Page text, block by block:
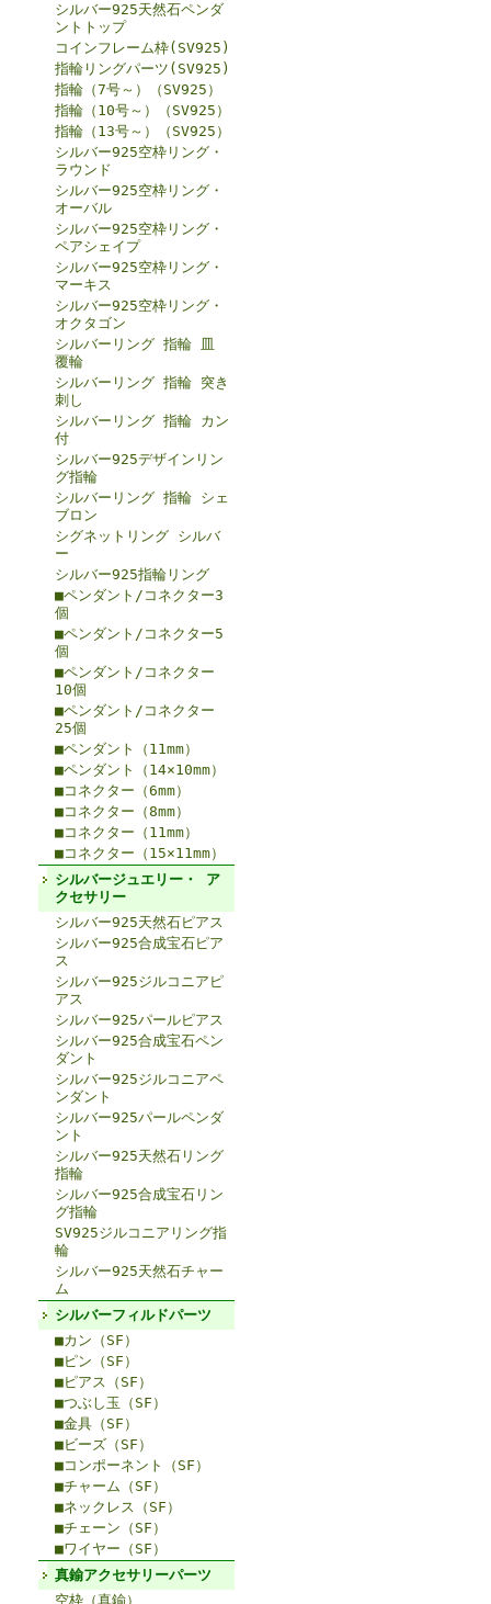
シルバー925天然石ペンダ
ントトップ
コインフレーム枠(SV925)
指輪リングパーツ(SV925)
指輪（7号～）（SV925）
指輪（10号～）（SV925）
指輪（13号～）（SV925）
シルバー925空枠リング・
ラウンド
シルバー925空枠リング・
オーバル
シルバー925空枠リング・
ペアシェイプ
シルバー925空枠リング・
マーキス
シルバー925空枠リング・
オクタゴン
シルバーリング 指輪 皿
覆輪
シルバーリング 指輪 突き
刺し
シルバーリング 指輪 カン
付
シルバー925デザインリン
グ指輪
シルバーリング 指輪 シェ
ブロン
シグネットリング シルバ
ー
シルバー925指輪リング
■ペンダント/コネクター3
個
■ペンダント/コネクター5
個
■ペンダント/コネクター
10個
■ペンダント/コネクター
25個
■ペンダント（11mm）
■ペンダント（14×10mm）
■コネクター（6mm）
■コネクター（8mm）
■コネクター（11mm）
■コネクター（15×11mm）
シルバージュエリー・ ア
クセサリー
シルバー925天然石ピアス
シルバー925合成宝石ピア
ス
シルバー925ジルコニアピ
アス
シルバー925パールピアス
シルバー925合成宝石ペン
ダント
シルバー925ジルコニアペ
ンダント
シルバー925パールペンダ
ント
シルバー925天然石リング
指輪
シルバー925合成宝石リン
グ指輪
SV925ジルコニアリング指
輪
シルバー925天然石チャー
ム
シルバーフィルドパーツ
■カン（SF）
■ピン（SF）
■ピアス（SF）
■つぶし玉（SF）
■金具（SF）
■ビーズ（SF）
■コンポーネント（SF）
■チャーム（SF）
■ネックレス（SF）
■チェーン（SF）
■ワイヤー（SF）
真鍮アクセサリーパーツ
空枠（真鍮）